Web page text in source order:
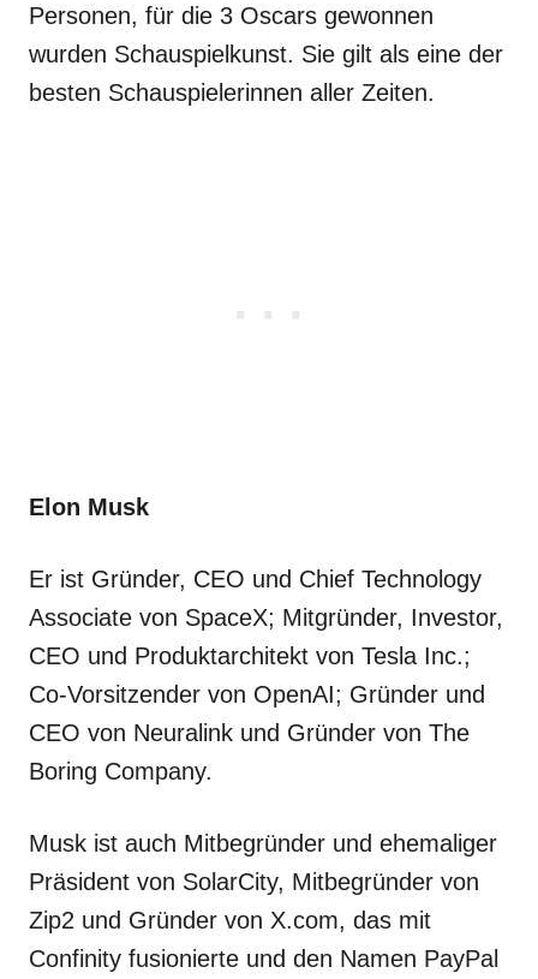
Personen, für die 3 Oscars gewonnen
wurden Schauspielkunst. Sie gilt als eine der
besten Schauspielerinnen aller Zeiten.
Elon Musk
Er ist Gründer, CEO und Chief Technology
Associate von SpaceX; Mitgründer, Investor,
CEO und Produktarchitekt von Tesla Inc.;
Co-Vorsitzender von OpenAI; Gründer und
CEO von Neuralink und Gründer von The
Boring Company.
Musk ist auch Mitbegründer und ehemaliger
Präsident von SolarCity, Mitbegründer von
Zip2 und Gründer von X.com, das mit
Confinity fusionierte und den Namen PayPal